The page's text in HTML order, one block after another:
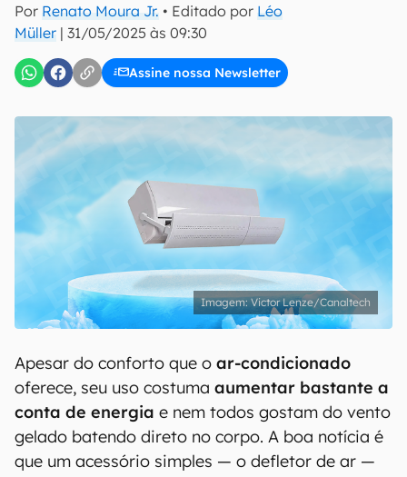
Por Renato Moura Jr. • Editado por Léo
Müller | 31/05/2025 às 09:30
Assine nossa Newsletter
inscreva-se
Confirmo que li, aceito e concordo com os Termos de
Uso e Política de Privacidade do Canaltech.
Victor Lenze/Canaltech
Apesar do conforto que o ar-condicionado
oferece, seu uso costuma aumentar bastante a
conta de energia e nem todos gostam do vento
gelado batendo direto no corpo. A boa notícia é
que um acessório simples — o defletor de ar —